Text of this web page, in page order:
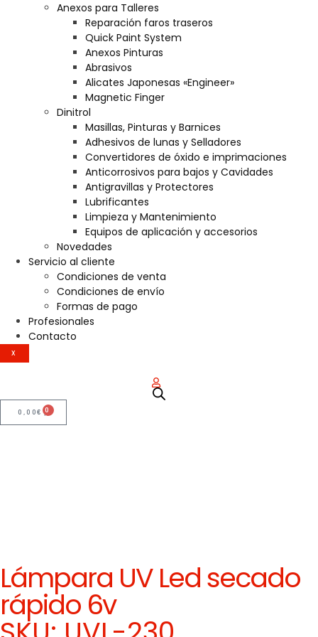
Anexos para Talleres
Reparación faros traseros
Quick Paint System
Anexos Pinturas
Abrasivos
Alicates Japonesas «Engineer»
Magnetic Finger
Dinitrol
Masillas, Pinturas y Barnices
Adhesivos de lunas y Selladores
Convertidores de óxido e imprimaciones
Anticorrosivos para bajos y Cavidades
Antigravillas y Protectores
Lubrificantes
Limpieza y Mantenimiento
Equipos de aplicación y accesorios
Novedades
Servicio al cliente
Condiciones de venta
Condiciones de envío
Formas de pago
Profesionales
Contacto
X
0,00€ 0
Lámpara UV Led secado
rápido 6v